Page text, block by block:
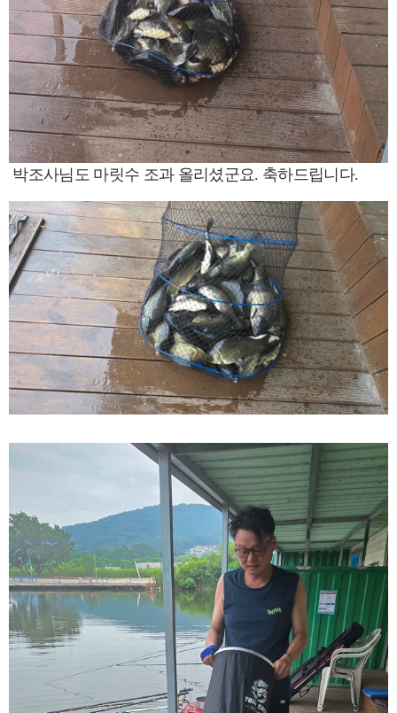
박조사님도 마릿수 조과 올리셨군요. 축하드립니다.